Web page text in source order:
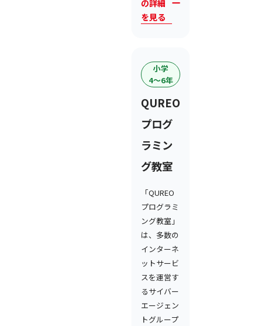
の詳細
を見る
小学
4〜6年
QUREO
プログ
ラミン
グ教室
「QUREO
プログラミ
ング教室」
は、多数の
インターネ
ットサービ
スを運営す
るサイバー
エージェン
トグループ